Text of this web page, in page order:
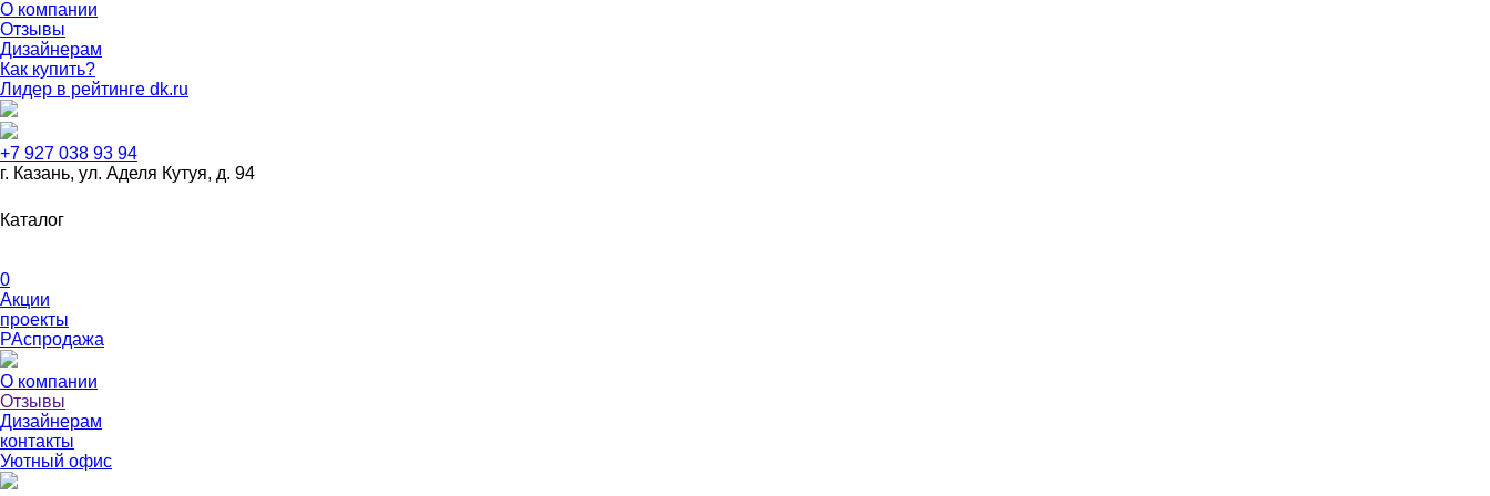
О компании
Отзывы
Дизайнерам
Как купить?
Лидер в рейтинге dk.ru
+7 927 038 93 94
г. Казань, ул. Аделя Кутуя, д. 94
Каталог
Дизайнерская мебель
0
Акции
проекты
РАспродажа
О компании
Отзывы
Дизайнерам
контакты
Уютный офис